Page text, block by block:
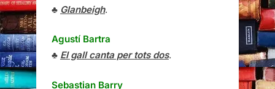
♣ Glanbeigh.
Agustí Bartra
♣ El gall canta per tots dos.
Sebastian Barry